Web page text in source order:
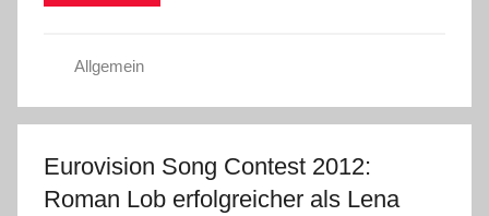
Allgemein
Eurovision Song Contest 2012:
Roman Lob erfolgreicher als Lena